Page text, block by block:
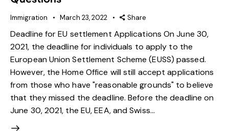
Immigration March 23, 2022 Share
Deadline for EU settlement Applications On June 30,
2021, the deadline for individuals to apply to the
European Union Settlement Scheme (EUSS) passed.
However, the Home Office will still accept applications
from those who have "reasonable grounds" to believe
that they missed the deadline. Before the deadline on
June 30, 2021, the EU, EEA, and Swiss…